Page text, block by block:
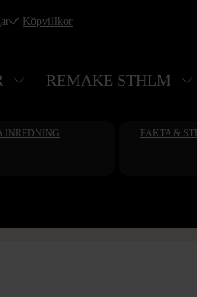
Köpvillkor
REMAKE STHLM
INREDNING FAKTA &